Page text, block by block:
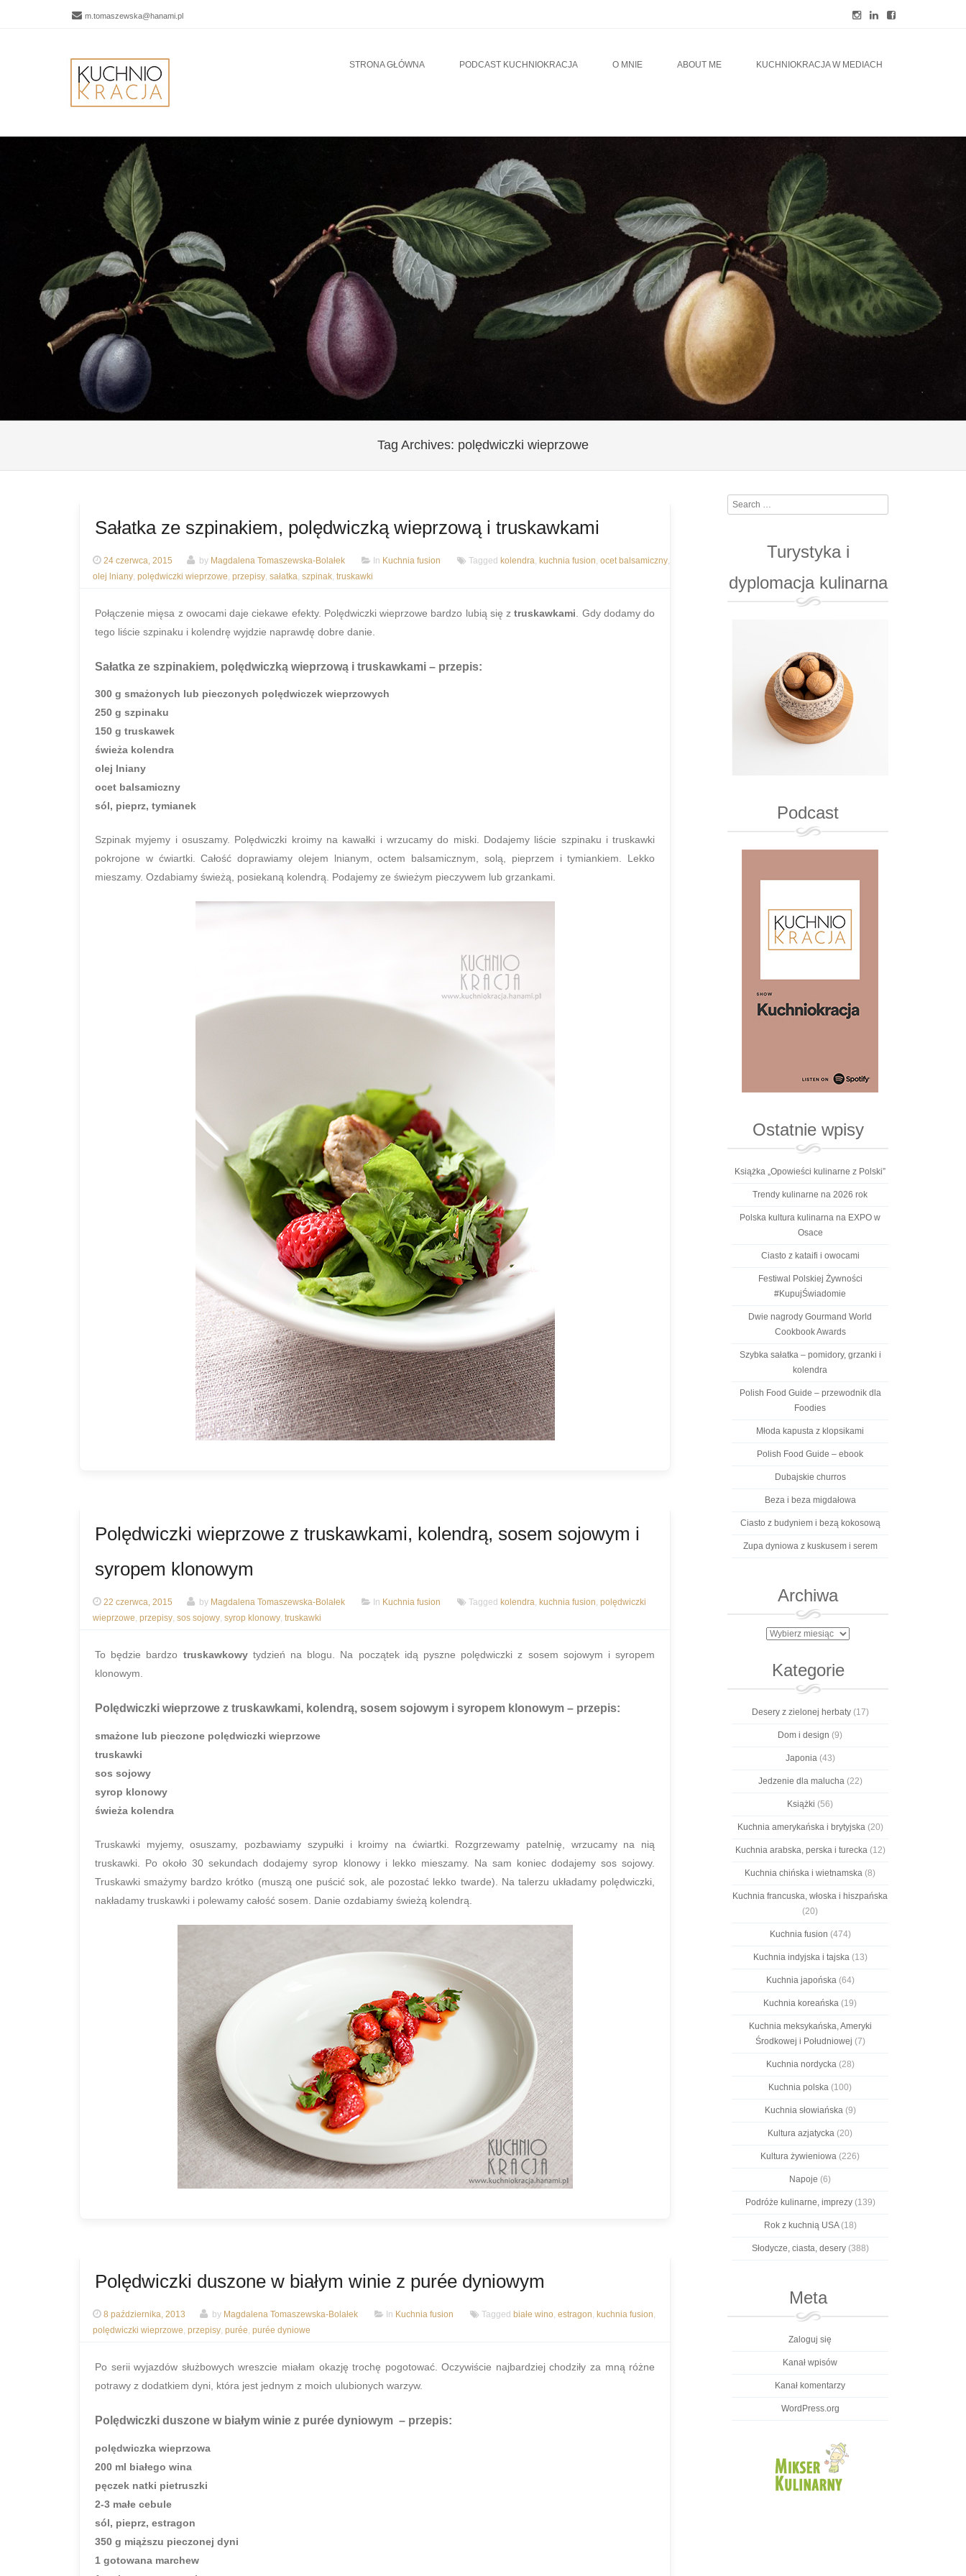
m.tomaszewska@hanami.pl
SKIP TO CONTENTSTRONA GŁÓWNA PODCAST KUCHNIOKRACJA O MNIE ABOUT ME KUCHNIOKRACJA W MEDIACH
Tag Archives: polędwiczki wieprzowe
Sałatka ze szpinakiem, polędwiczką wieprzową i truskawkami
24 czerwca, 2015 by Magdalena Tomaszewska-Bolałek In Kuchnia fusion Tagged kolendra, kuchnia fusion, ocet balsamiczny,
olej lniany, polędwiczki wieprzowe, przepisy, sałatka, szpinak, truskawki
Połączenie mięsa z owocami daje ciekawe efekty. Polędwiczki wieprzowe bardzo lubią się ztruskawkami . Gdy dodamy do
tego liście szpinaku i kolendrę wyjdzie naprawdę dobre danie.
Sałatka ze szpinakiem, polędwiczką wieprzową i truskawkami – przepis:
300 g smażonych lub pieczonych polędwiczek wieprzowych
250 g szpinaku
150 g truskawek
świeża kolendra
olej lniany
ocet balsamiczny
sól, pieprz, tymianek
Szpinak myjemy i osuszamy. Polędwiczki kroimy na kawałki i wrzucamy do miski. Dodajemy liście szpinaku i truskawki
pokrojone w ćwiartki. Całość doprawiamy olejem lnianym, octem balsamicznym, solą, pieprzem i tymiankiem. Lekko
mieszamy. Ozdabiamy świeżą, posiekaną kolendrą. Podajemy ze świeżym pieczywem lub grzankami.
Polędwiczki wieprzowe z truskawkami, kolendrą, sosem sojowym i
syropem klonowym
22 czerwca, 2015 by Magdalena Tomaszewska-Bolałek In Kuchnia fusion Tagged kolendra, kuchnia fusion, polędwiczki
wieprzowe, przepisy, sos sojowy, syrop klonowy, truskawki
To będzie bardzo truskawkowytydzień na blogu. Na początek idą pyszne polędwiczki z sosem sojowym i syropem
klonowym.
Polędwiczki wieprzowe z truskawkami, kolendrą, sosem sojowym i syropem klonowym – przepis:
smażone lub pieczone polędwiczki wieprzowe
truskawki
sos sojowy
syrop klonowy
świeża kolendra
Truskawki myjemy, osuszamy, pozbawiamy szypułki i kroimy na ćwiartki. Rozgrzewamy patelnię, wrzucamy na nią
truskawki. Po około 30 sekundach dodajemy syrop klonowy i lekko mieszamy. Na sam koniec dodajemy sos sojowy.
Truskawki smażymy bardzo krótko (muszą one puścić sok, ale pozostać lekko twarde). Na talerzu układamy polędwiczki,
nakładamy truskawki i polewamy całość sosem. Danie ozdabiamy świeżą kolendrą.
Polędwiczki duszone w białym winie z purée dyniowym
8 października, 2013 by Magdalena Tomaszewska-Bolałek In Kuchnia fusion Tagged białe wino, estragon, kuchnia fusion,
polędwiczki wieprzowe, przepisy, purée, purée dyniowe
Po serii wyjazdów służbowych wreszcie miałam okazję trochę pogotować. Oczywiście najbardziej chodziły za mną różne
potrawy z dodatkiem dyni, która jest jednym z moich ulubionych warzyw.
Polędwiczki duszone w białym winie z purée dyniowym – przepis:
polędwiczka wieprzowa
200 ml białego wina
pęczek natki pietruszki
2-3 małe cebule
sól, pieprz, estragon
350 g miąższu pieczonej dyni
1 gotowana marchew
Search
Turystyka i
dyplomacja kulinarna
Podcast
Ostatnie wpisy
Książka „Opowieści kulinarne z Polski”
Trendy kulinarne na 2026 rok
Polska kultura kulinarna na EXPO w
Osace
Ciasto z kataifi i owocami
Festiwal Polskiej Żywności
#KupujŚwiadomie
Dwie nagrody Gourmand World
Cookbook Awards
Szybka sałatka – pomidory, grzanki i
kolendra
Polish Food Guide – przewodnik dla
Foodies
Młoda kapusta z klopsikami
Polish Food Guide – ebook
Dubajskie churros
Beza i beza migdałowa
Ciasto z budyniem i bezą kokosową
Zupa dyniowa z kuskusem i serem
Archiwa
Archiwa
Kategorie
Desery z zielonej herbaty(17)
Dom i design (9)
Japonia(43)
Jedzenie dla malucha(22)
Książki (56)
Kuchnia amerykańska i brytyjska(20)
Kuchnia arabska, perska i turecka(12)
Kuchnia chińska i wietnamska (8)
Kuchnia francuska, włoska i hiszpańska
(20)
Kuchnia fusion (474)
Kuchnia indyjska i tajska(13)
Kuchnia japońska(64)
Kuchnia koreańska (19)
Kuchnia meksykańska, Ameryki
Środkowej i Południowej (7)
Kuchnia nordycka(28)
Kuchnia polska (100)
Kuchnia słowiańska(9)
Kultura azjatycka (20)
Kultura żywieniowa (226)
Napoje (6)
Podróże kulinarne, imprezy(139)
Rok z kuchnią USA(18)
Słodycze, ciasta, desery(388)
Meta
Zaloguj się
Kanał wpisów
Kanał komentarzy
WordPress.org